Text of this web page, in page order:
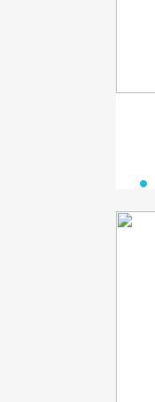
person